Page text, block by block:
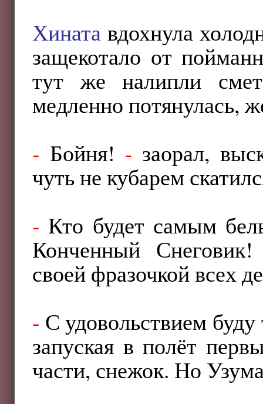
Хината вдохнула
защекотало от
тут же налипли
медленно потянулась,
- Бойня! - заорал,
чуть не кубарем
- Кто будет самым
Конченный
своей фразочкой всех
- С удовольствием
запуская в полёт
части, снежок. Но